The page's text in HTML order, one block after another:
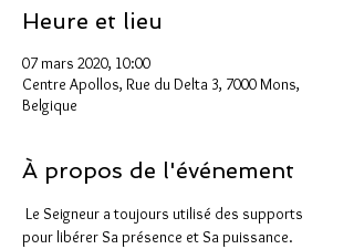
Heure et lieu
07 mars 2020, 10:00
Centre Apollos, Rue du Delta 3, 7000 Mons,
Belgique
À propos de l'événement
Le Seigneur a toujours utilisé des supports
pour libérer Sa présence et Sa puissance.